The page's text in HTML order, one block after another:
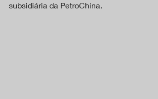
subsidiária da PetroChina.